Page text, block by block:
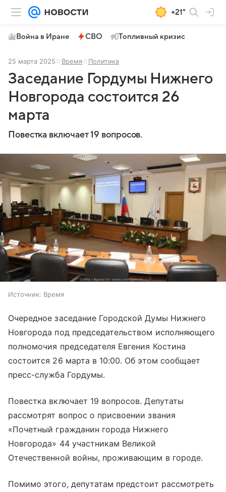
+21°
Война в Иране СВО Топливный кризис
25 марта 2025 Время Политика
Заседание Гордумы Нижнего
Новгорода состоится 26
марта
Повестка включает 19 вопросов.
Источник: Время
Очередное заседание Городской Думы Нижнего
Новгорода под председательством исполняющего
полномочия председателя Евгения Костина
состоится 26 марта в 10:00. Об этом сообщает
пресс-служба Гордумы.
Повестка включает 19 вопросов. Депутаты
рассмотрят вопрос о присвоении звания
«Почетный гражданин города Нижнего
Новгорода» 44 участникам Великой
Отечественной войны, проживающим в городе.
Помимо этого, депутатам предстоит рассмотреть